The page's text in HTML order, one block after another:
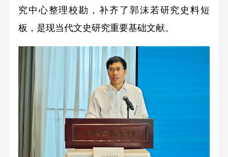
究中心整理校勘，补齐了郭沫若研究史料短
板，是现当代文史研究重要基础文献。